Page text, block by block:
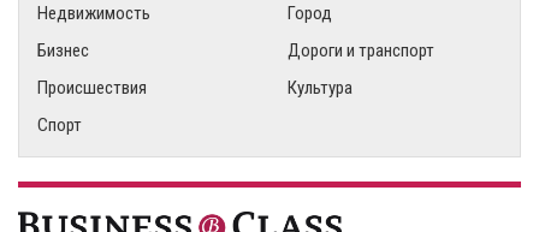
Недвижимость
Город
Бизнес
Дороги и транспорт
Происшествия
Культура
Спорт